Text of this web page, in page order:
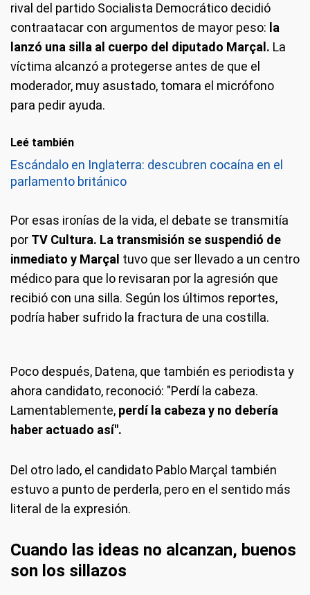
rival del partido Socialista Democrático decidió
contraatacar con argumentos de mayor peso: la
lanzó una silla al cuerpo del diputado Marçal. La
víctima alcanzó a protegerse antes de que el
moderador, muy asustado, tomara el micrófono
para pedir ayuda.
Leé también
Escándalo en Inglaterra: descubren cocaína en el
parlamento británico
Por esas ironías de la vida, el debate se transmitía
por TV Cultura. La transmisión se suspendió de
inmediato y Marçal tuvo que ser llevado a un centro
médico para que lo revisaran por la agresión que
recibió con una silla. Según los últimos reportes,
podría haber sufrido la fractura de una costilla.
Poco después, Datena, que también es periodista y
ahora candidato, reconoció: "Perdí la cabeza.
Lamentablemente, perdí la cabeza y no debería
haber actuado así".
Del otro lado, el candidato Pablo Marçal también
estuvo a punto de perderla, pero en el sentido más
literal de la expresión.
Cuando las ideas no alcanzan, buenos
son los sillazos